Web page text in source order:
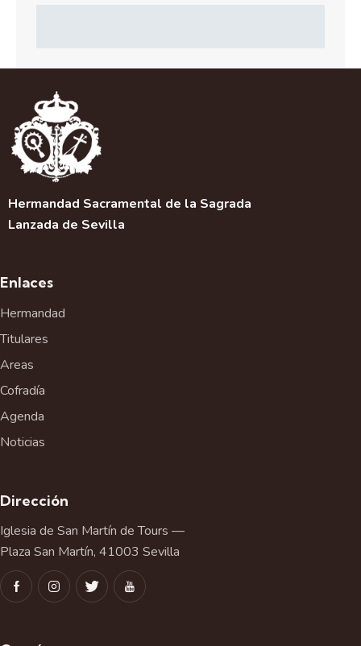
Hermandad Sacramental de la Sagrada
Lanzada de Sevilla
Enlaces
Hermandad
Titulares
Areas
Cofradía
Agenda
Noticias
Dirección
Iglesia de San Martín de Tours —
Plaza San Martín, 41003 Sevilla